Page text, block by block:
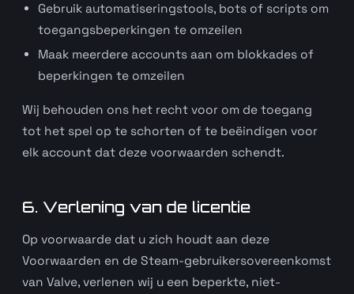
Gebruik automatiseringstools, bots of scripts om
toegangsbeperkingen te omzeilen
Maak meerdere accounts aan om blokkades of
beperkingen te omzeilen
Wij behouden ons het recht voor om de toegang
tot het spel op te schorten of te beëindigen voor
elk account dat deze voorwaarden schendt.
6. Verlening van de licentie
Op voorwaarde dat u zich houdt aan deze
Voorwaarden en de Steam-gebruikersovereenkomst
van Valve, verlenen wij u een beperkte, niet-